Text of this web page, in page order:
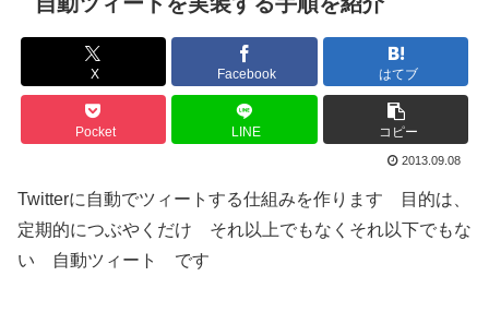
X Facebook はてブ
Pocket LINE コピー
2013.09.08
Twitterに自動でツィートする仕組みを作ります 目的は、
定期的につぶやくだけ それ以上でもなくそれ以下でもな
い 自動ツィート です